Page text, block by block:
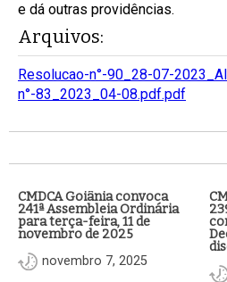
e dá outras providências.
Arquivos:
Resolucao-n°-90_28-07-
n°-83_2023_04-08.pdf.pdf
CMDCA Goiânia convoca
241ª Assembleia Ordinária
para terça-feira, 11 de
novembro de 2025
novembro 7, 2025